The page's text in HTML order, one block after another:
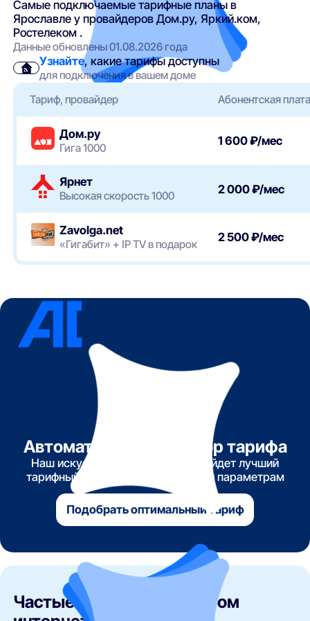
Самые подключаемые тарифные планы в
Ярославле у провайдеров Дом.ру, Яркий.ком,
Ростелеком .
Данные обновлены 01.08.2026 года
Узнайте, какие тарифы доступны
для подключения в вашем доме
Тариф, провайдер
Абонентская
Дом.ру
Гига 1000 1 600 ₽/мес
Ярнет
Высокая скорость 1000 2 000 ₽/мес
Zavolga.net
«Гигабит» + IP TV в подарок 2 500 ₽/мес
Автоматический подбор тарифа
Наш искусственный интеллект найдет лучший
тарифный план по указанным вами параметрам
Подобрать оптимальный тариф
Частые вопросы о быстром